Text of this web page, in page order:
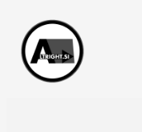
Skip to content